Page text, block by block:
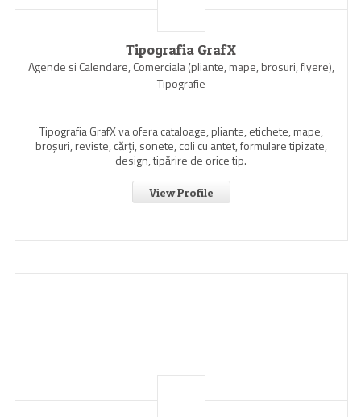
Tipografia GrafX
Agende si Calendare, Comerciala (pliante, mape, brosuri, flyere),
Tipografie
Tipografia GrafX va ofera cataloage, pliante, etichete, mape,
broşuri, reviste, cărţi, sonete, coli cu antet, formulare tipizate,
design, tipărire de orice tip.
View Profile